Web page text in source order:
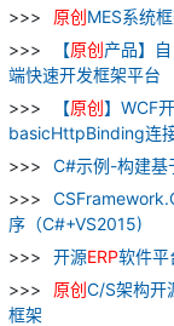
原创MES系统
【原创产品】
端快速开发框架平台
【原创】WCF
basicHttpBinding连
C#示例-构建基
序（C#+VS2015)
开源ERP软件平
原创C/S架构开
框架